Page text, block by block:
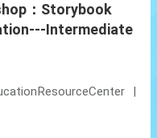
：Storybook
Intermediate
|